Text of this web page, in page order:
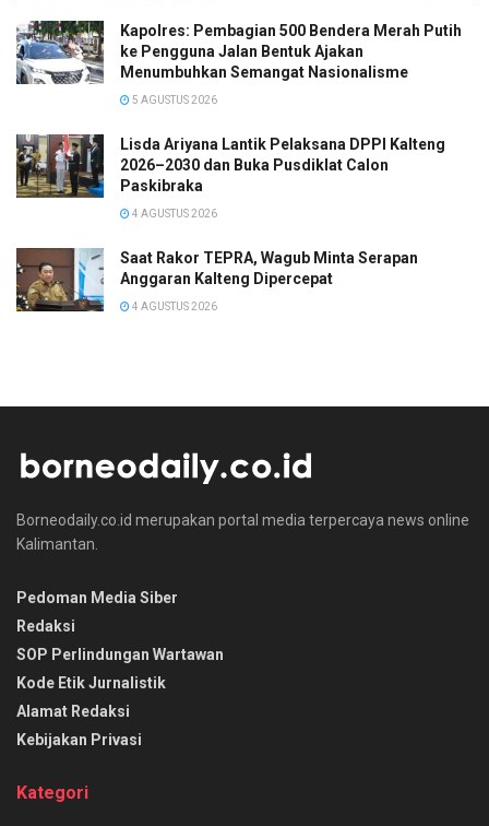
Kapolres: Pembagian 500 Bendera Merah Putih
ke Pengguna Jalan Bentuk Ajakan
Menumbuhkan Semangat Nasionalisme
5 AGUSTUS 2026
Lisda Ariyana Lantik Pelaksana DPPI Kalteng
2026–2030 dan Buka Pusdiklat Calon
Paskibraka
4 AGUSTUS 2026
Saat Rakor TEPRA, Wagub Minta Serapan
Anggaran Kalteng Dipercepat
4 AGUSTUS 2026
Borneodaily.co.id merupakan portal media terpercaya news online
Kalimantan.
Pedoman Media Siber
Redaksi
SOP Perlindungan Wartawan
Kode Etik Jurnalistik
Alamat Redaksi
Kebijakan Privasi
Kategori